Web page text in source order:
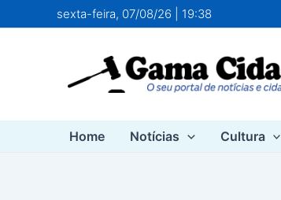
para
sexta-feira, 07/08/26 | 19:38
Home Notícias Cultura